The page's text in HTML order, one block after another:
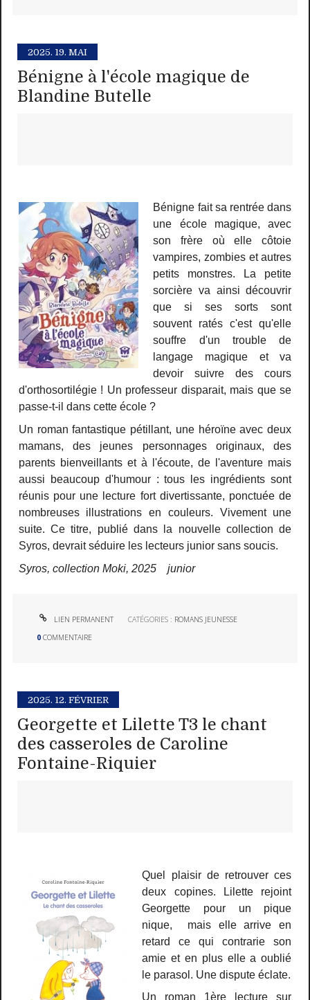
2025. 19. MAI
Bénigne à l'école magique de
Blandine Butelle
Bénigne fait sa rentrée dans
une école magique, avec
son frère où elle côtoie
vampires, zombies et autres
petits monstres. La petite
sorcière va ainsi découvrir
que si ses sorts sont
souvent ratés c'est qu'elle
souffre d'un trouble de
langage magique et va
devoir suivre des cours
d'orthosortilégie ! Un professeur disparait, mais que se
passe-t-il dans cette école ?
Un roman fantastique pétillant, une héroïne avec deux
mamans, des jeunes personnages originaux, des
parents bienveillants et à l'écoute, de l'aventure mais
aussi beaucoup d'humour : tous les ingrédients sont
réunis pour une lecture fort divertissante, ponctuée de
nombreuses illustrations en couleurs. Vivement une
suite. Ce titre, publié dans la nouvelle collection de
Syros, devrait séduire les lecteurs junior sans soucis.
Syros, collection Moki, 2025 junior
LIEN PERMANENT CATÉGORIES : ROMANS JEUNESSE
0 COMMENTAIRE
2025. 12. FÉVRIER
Georgette et Lilette T3 le chant
des casseroles de Caroline
Fontaine-Riquier
Quel plaisir de retrouver ces
deux copines. Lilette rejoint
Georgette pour un pique
nique, mais elle arrive en
retard ce qui contrarie son
amie et en plus elle a oublié
le parasol. Une dispute éclate.
Un roman 1ère lecture sur